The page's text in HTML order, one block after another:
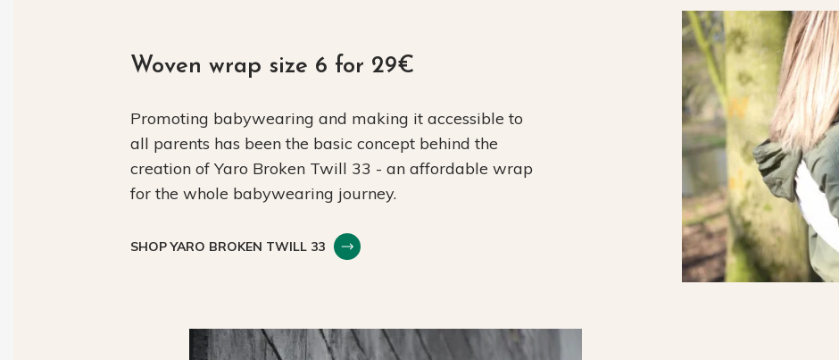
Woven wrap size 6 for 29€
Promoting babywearing and making it accessible to
all parents has been the basic concept behind the
creation of Yaro Broken Twill 33 - an affordable wrap
for the whole babywearing journey.
SHOP YARO BROKEN TWILL 33